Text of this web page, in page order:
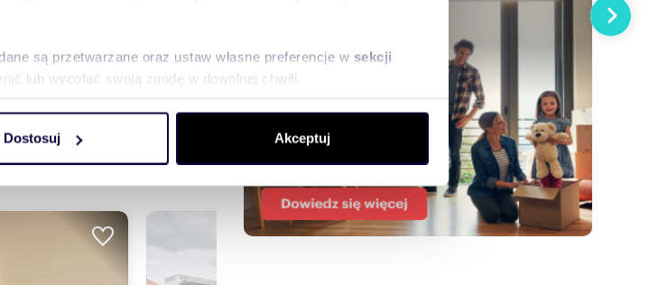
są przetwarzane oraz ustaw własne preferencje w sekcji
lub wycofać swoją zgodę w dowolnej chwili.
z naszej witryny, udostępniamy partnerom społecznościowym,
informacje z innymi danymi otrzymanymi od Ciebie lub
Dostosuj Akceptuj